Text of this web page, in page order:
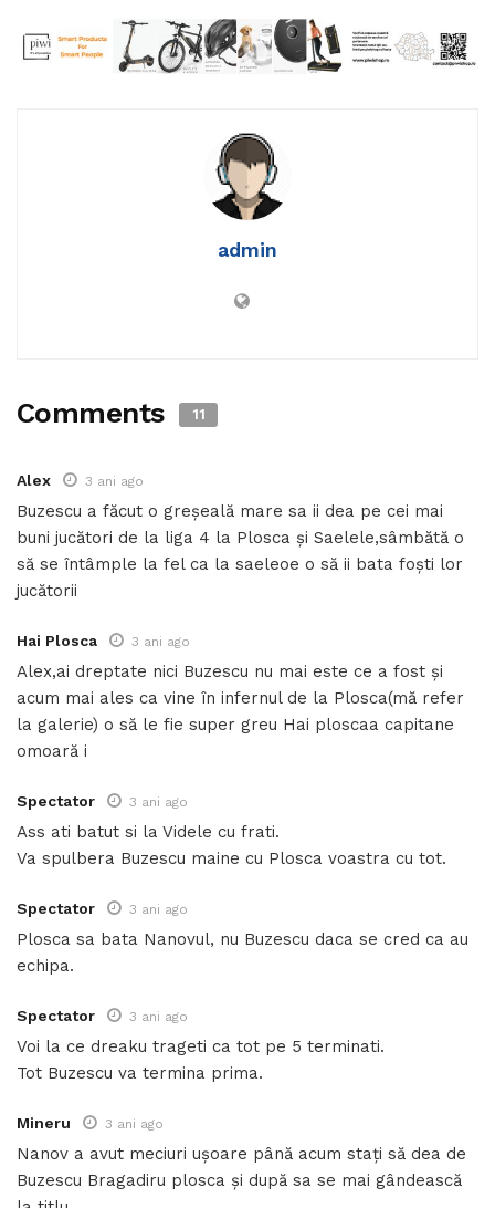
admin
Comments 11
Alex 3 ani ago
Buzescu a făcut o greșeală mare sa ii dea pe cei mai
buni jucători de la liga 4 la Plosca și Saelele,sâmbătă o
să se întâmple la fel ca la saeleoe o să ii bata foști lor
jucătorii
Hai Plosca 3 ani ago
Alex,ai dreptate nici Buzescu nu mai este ce a fost și
acum mai ales ca vine în infernul de la Plosca(mă refer
la galerie) o să le fie super greu Hai ploscaa capitane
omoară i
Spectator 3 ani ago
Ass ati batut si la Videle cu frati.
Va spulbera Buzescu maine cu Plosca voastra cu tot.
Spectator 3 ani ago
Plosca sa bata Nanovul, nu Buzescu daca se cred ca au
echipa.
Spectator 3 ani ago
Voi la ce dreaku trageti ca tot pe 5 terminati.
Tot Buzescu va termina prima.
Mineru 3 ani ago
Nanov a avut meciuri ușoare până acum stați să dea de
Buzescu Bragadiru plosca și după sa se mai gândească